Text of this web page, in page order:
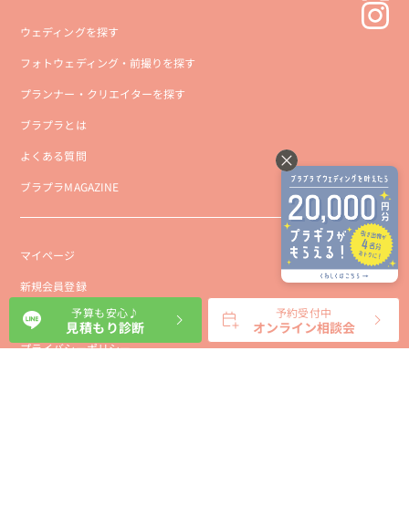
ウェディングを探す
フォトウェディング・前撮りを探す
プランナー・クリエイターを探す
ブラプラとは
よくある質問
ブラプラMAGAZINE
マイページ
新規会員登録
会社概要
プライバシーポリシー
予算も安心♪
見積もり診断
予約受付中
オンライン相談会